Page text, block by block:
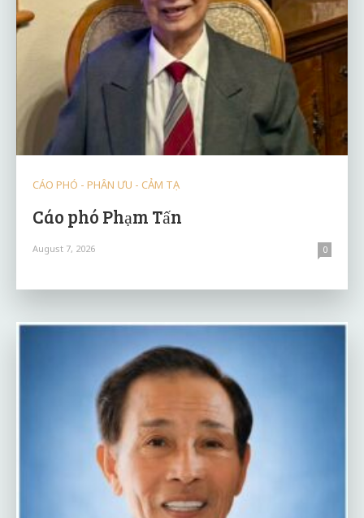
CÁO PHÓ - PHÂN ƯU - CẢM TẠ
Cáo phó Phạm Tấn
August 7, 2026 0